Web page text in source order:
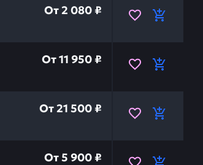
От2 080 ₽
инвестиция в бесперебойную
От11 950 ₽
cat) carraro CATERPILLAR
От21 500 ₽
18100117 — это инвестиция в
От5 900 ₽